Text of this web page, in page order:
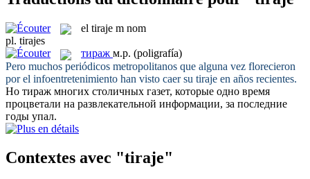
el tiraje m nom
pl. tirajes
тираж м.р. (poligrafía)
Pero muchos periódicos metropolitanos que alguna vez florecieron
por el infoentretenimiento han visto caer su tiraje en años recientes.
Но тираж многих столичных газет, которые одно время
процветали на развлекательной информации, за последние
годы упал.
Contextes avec "tiraje"